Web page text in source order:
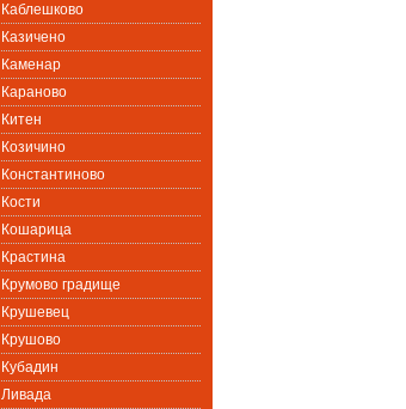
Каблешково
Казичено
Каменар
Караново
Китен
Козичино
Константиново
Кости
Кошарица
Крастина
Крумово градище
Крушевец
Крушово
Кубадин
Ливада